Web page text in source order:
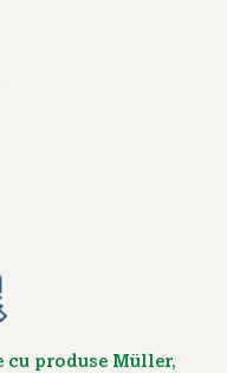
produse Müller,